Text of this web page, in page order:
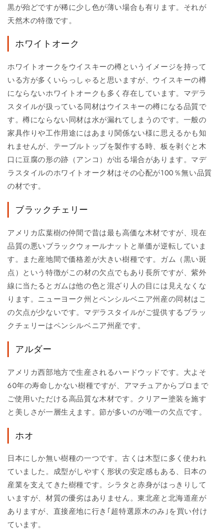
黒が殆どですが稀に少し色が薄い場合も有ります。それが
天然木の特徴です。
ホワイトオーク
ホワイトオークをウイスキーの樽というイメージを持って
いる方が多くいらっしゃると思いますが、ウイスキーの樽
にならないホワイトオークも多く存在しています。マデラ
スタイルが扱っている同材はウイスキーの樽になる品質で
す。樽にならない同材は水が漏れてしまうのです。一般の
家具作りや工作用途にはあまり関係ない様に思えるかも知
れませんが、テーブルトップを製作する時、板を剥ぐと木
口に豆腐の形の跡（アンコ）が出る場合があります。マデ
ラスタイルのホワイトオーク材はその心配が100％無い品質
の材です。
ブラックチェリー
アメリカ広葉樹の仲間で昔は最も高価な木材ですが、現在
品質の悪いブラックウォールナットと単価が逆転していま
す。また産地間で価格差が大きい樹種です。ガム（黒い斑
点）という特徴がこの材の欠点でもあり長所ですが、紫外
線に当たるとガムは他の色と混ざり人の目には見えなくな
ります。ニューヨーク州とペンシルベニア州産の同材はこ
の欠点が少ないです。マデラスタイルがご提供するブラッ
クチェリーはペンシルベニア州産です。
アルダー
アメリカ西部地方で生産されるハードウッドです。大よそ
60年の寿命しかない樹種ですが、アマチュアからプロまで
ご使用いただける高品質な木材です。クリアー塗装を施す
と美しさが一層生えます。節が多いのが唯一の欠点です。
ホオ
日本にしか無い樹種の一つです。古くは木型に多く使われ
ていました。成型がしやすく形状の安定感もある、日本の
産業を支えてきた樹種です。シラタと赤身がはっきりして
いますが、材質の優劣はありません。東北産と北海道産が
ありますが、直接産地に行き｢超特選原木のみ｣を買い付け
ています。